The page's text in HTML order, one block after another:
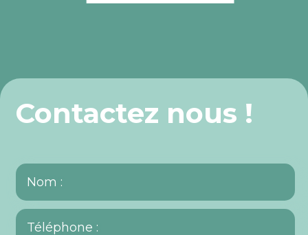
Contactez nous !